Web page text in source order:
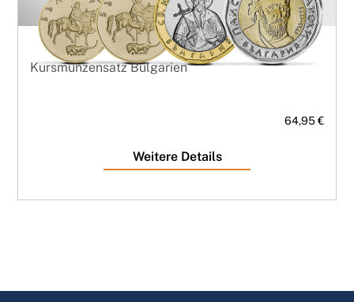
Kursmünzensatz Bulgarien
64,95 €
Weitere Details